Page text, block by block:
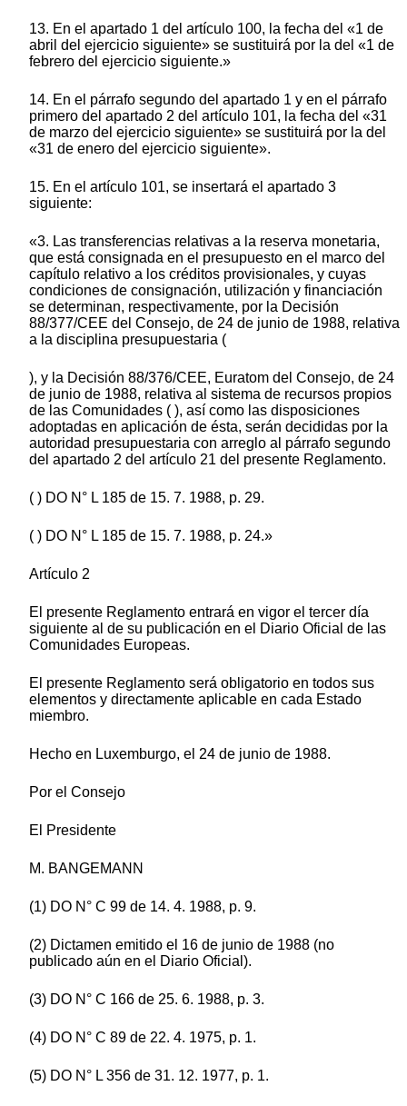
13. En el apartado 1 del artículo 100, la fecha del «1 de
abril del ejercicio siguiente» se sustituirá por la del «1 de
febrero del ejercicio siguiente.»
14. En el párrafo segundo del apartado 1 y en el párrafo
primero del apartado 2 del artículo 101, la fecha del «31
de marzo del ejercicio siguiente» se sustituirá por la del
«31 de enero del ejercicio siguiente».
15. En el artículo 101, se insertará el apartado 3
siguiente:
«3. Las transferencias relativas a la reserva monetaria,
que está consignada en el presupuesto en el marco del
capítulo relativo a los créditos provisionales, y cuyas
condiciones de consignación, utilización y financiación
se determinan, respectivamente, por la Decisión
88/377/CEE del Consejo, de 24 de junio de 1988, relativa
a la disciplina presupuestaria (
), y la Decisión 88/376/CEE, Euratom del Consejo, de 24
de junio de 1988, relativa al sistema de recursos propios
de las Comunidades ( ), así como las disposiciones
adoptadas en aplicación de ésta, serán decididas por la
autoridad presupuestaria con arreglo al párrafo segundo
del apartado 2 del artículo 21 del presente Reglamento.
( ) DO N° L 185 de 15. 7. 1988, p. 29.
( ) DO N° L 185 de 15. 7. 1988, p. 24.»
Artículo 2
El presente Reglamento entrará en vigor el tercer día
siguiente al de su publicación en el Diario Oficial de las
Comunidades Europeas.
El presente Reglamento será obligatorio en todos sus
elementos y directamente aplicable en cada Estado
miembro.
Hecho en Luxemburgo, el 24 de junio de 1988.
Por el Consejo
El Presidente
M. BANGEMANN
(1) DO N° C 99 de 14. 4. 1988, p. 9.
(2) Dictamen emitido el 16 de junio de 1988 (no
publicado aún en el Diario Oficial).
(3) DO N° C 166 de 25. 6. 1988, p. 3.
(4) DO N° C 89 de 22. 4. 1975, p. 1.
(5) DO N° L 356 de 31. 12. 1977, p. 1.